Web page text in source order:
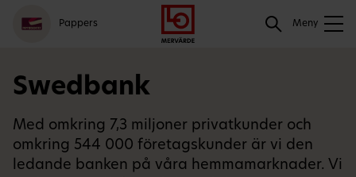
Gå
till
meny
Logga
in
Hoppa
till
innehåll
Pappers Meny
Sök
Swedbank
Med omkring 7,3 miljoner privatkunder och
omkring 544 000 företagskunder är vi den
ledande banken på våra hemmamarknader. Vi